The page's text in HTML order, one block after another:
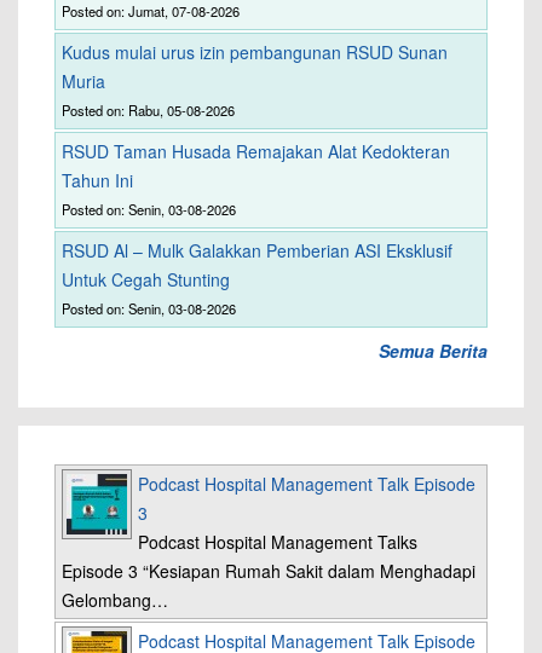
Posted on: Jumat, 07-08-2026
Kudus mulai urus izin pembangunan RSUD Sunan
Muria
Posted on: Rabu, 05-08-2026
RSUD Taman Husada Remajakan Alat Kedokteran
Tahun Ini
Posted on: Senin, 03-08-2026
RSUD Al – Mulk Galakkan Pemberian ASI Eksklusif
Untuk Cegah Stunting
Posted on: Senin, 03-08-2026
Semua Berita
Podcast Hospital Management Talk Episode
3
Podcast Hospital Management Talks
Episode 3 “Kesiapan Rumah Sakit dalam Menghadapi
Gelombang…
Podcast Hospital Management Talk Episode